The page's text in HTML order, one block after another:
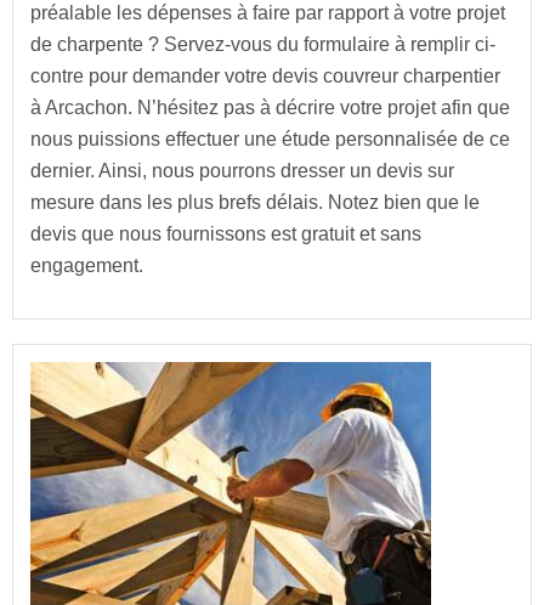
préalable les dépenses à faire par rapport à votre projet
de charpente ? Servez-vous du formulaire à remplir ci-
contre pour demander votre devis couvreur charpentier
à Arcachon. N’hésitez pas à décrire votre projet afin que
nous puissions effectuer une étude personnalisée de ce
dernier. Ainsi, nous pourrons dresser un devis sur
mesure dans les plus brefs délais. Notez bien que le
devis que nous fournissons est gratuit et sans
engagement.